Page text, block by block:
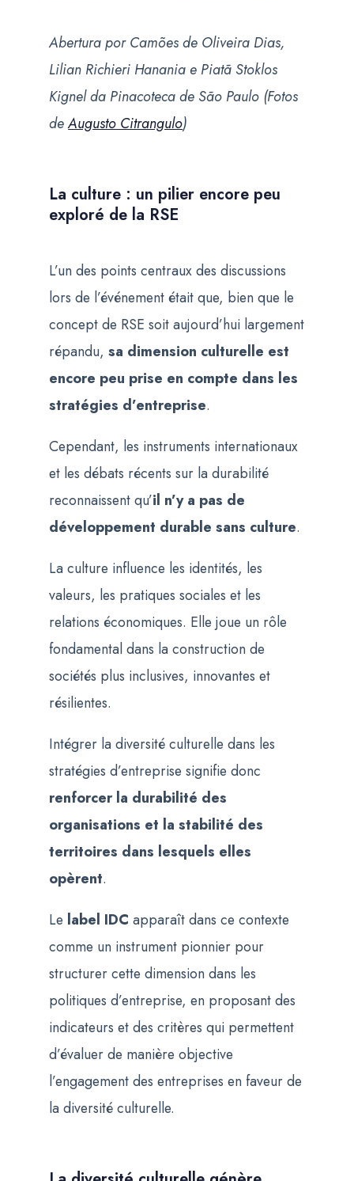
Abertura por Camões de Oliveira Dias,
Lilian Richieri Hanania e Piatã Stoklos
Kignel da Pinacoteca de São Paulo (Fotos
deAugusto Citrangulo)
La culture : un pilier encore peu
exploré de la RSE
L’un des points centraux des discussions
lors de l’événement était que, bien que le
concept de RSE soit aujourd’hui largement
répandu,sa dimension culturelle est
encore peu prise en compte dans les
stratégies d’entreprise.
Cependant, les instruments internationaux
et les débats récents sur la durabilité
reconnaissent qu’il n’y a pas de
développement durable sans culture.
La culture influence les identités, les
valeurs, les pratiques sociales et les
relations économiques. Elle joue un rôle
fondamental dans la construction de
sociétés plus inclusives, innovantes et
résilientes.
Intégrer la diversité culturelle dans les
stratégies d’entreprise signifie donc
renforcer la durabilité des
organisations et la stabilité des
territoires dans lesquels elles
opèrent.
Le label IDC apparaît dans ce contexte
comme un instrument pionnier pour
structurer cette dimension dans les
politiques d’entreprise, en proposant des
indicateurs et des critères qui permettent
d’évaluer de manière objective
l’engagement des entreprises en faveur de
la diversité culturelle.